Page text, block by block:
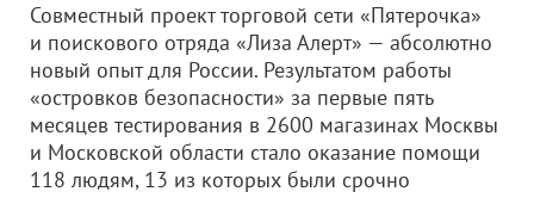
Совместный проект торговой сети «Пятерочка»
и поискового отряда «Лиза Алерт» — абсолютно
новый опыт для России. Результатом работы
«островков безопасности» за первые пять
месяцев тестирования в 2600 магазинах Москвы
и Московской области стало оказание помощи
118 людям, 13 из которых были срочно